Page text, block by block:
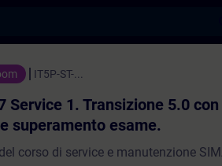
5.0 con
IT5P-ST-...
Service 1. Transizione 5.0 con
superamento esame.
corso di service e manutenzione